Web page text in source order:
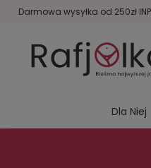
Darmowa wysyłka od 250zł
Dla Niej